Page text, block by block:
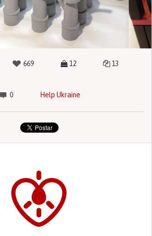
669 12 13
0 Help Ukraine